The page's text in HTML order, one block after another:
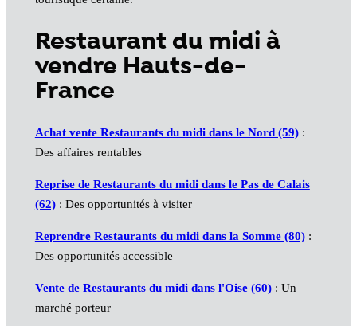
Restaurant du midi à
vendre Hauts-de-
France
Achat vente Restaurants du midi dans le Nord (59):
Des affaires rentables
Reprise de Restaurants du midi dans le Pas de Calais
(62): Des opportunités à visiter
Reprendre Restaurants du midi dans la Somme (80):
Des opportunités accessible
Vente de Restaurants du midi dans l'Oise (60): Un
marché porteur